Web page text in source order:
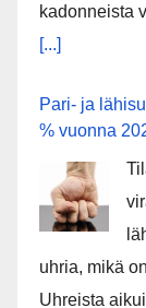
kadonneista
[...]
Pari- ja
% vuonna
uhria, mikä
Uhreista